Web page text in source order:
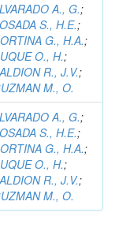
A., G.;
S., H.E.;
G., H.A.;
O., H.;
R., J.V.;
M., O.
A., G.;
S., H.E.;
G., H.A.;
O., H.;
R., J.V.;
M., O.